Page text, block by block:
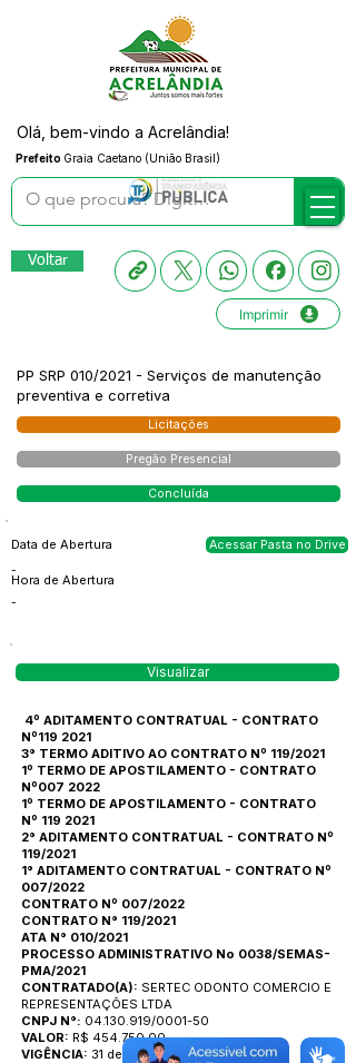
Prefeito Graia Caetano (União Brasil)
Olá, bem-vindo a Acrelândia!
Voltar
Imprimir
PP SRP 010/2021 - Serviços de manutenção
preventiva e corretiva
Licitações
Pregão Presencial
Concluída
Data de Abertura
-
Hora de Abertura
-
Acessar Pasta no Drive
Visualizar
4º ADITAMENTO CONTRATUAL - CONTRATO
Nº119 2021
3° TERMO ADITIVO AO CONTRATO Nº 119/2021
1º TERMO DE APOSTILAMENTO - CONTRATO
Nº007 2022
1º TERMO DE APOSTILAMENTO - CONTRATO
Nº 119 2021
2° ADITAMENTO CONTRATUAL - CONTRATO Nº
119/2021
1° ADITAMENTO CONTRATUAL - CONTRATO Nº
007/2022
CONTRATO Nº 007/2022
CONTRATO N° 119/2021
ATA N° 010/2021
PROCESSO ADMINISTRATIVO No 0038/SEMAS-
PMA/2021
CONTRATADO(A): SERTEC ODONTO COMERCIO E
REPRESENTAÇÕES LTDA
CNPJ N°: 04.130.919/0001-50
VALOR: R$ 454.750,00
VIGÊNCIA: 31 de Dezembro de 2021